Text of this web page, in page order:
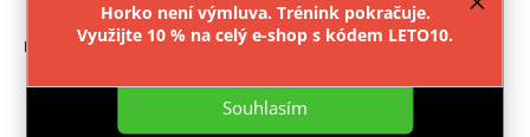
Nastavení
Souhlasím
Horko není výmluva. Trénink pokračuje.
Využijte 10 % na celý e-shop s kódem LETO10.
Parametry:
Materiál: ocel, guma, syntetickí kůže, dřevo
Zádová opěra nastavotelná do 7-mi poloh